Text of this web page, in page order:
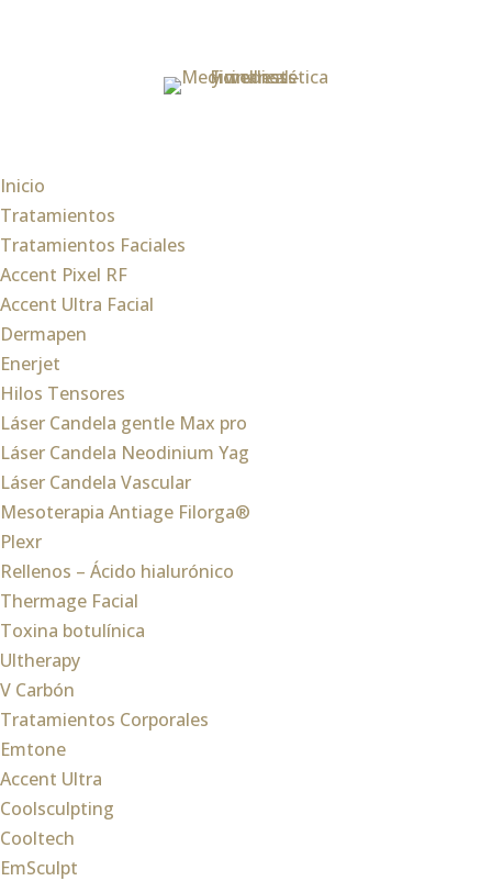
Inicio
Tratamientos
Tratamientos Faciales
Accent Pixel RF
Accent Ultra Facial
Dermapen
Enerjet
Hilos Tensores
Láser Candela gentle Max pro
Láser Candela Neodinium Yag
Láser Candela Vascular
Mesoterapia Antiage Filorga®
Plexr
Rellenos – Ácido hialurónico
Thermage Facial
Toxina botulínica
Ultherapy
V Carbón
Tratamientos Corporales
Emtone
Accent Ultra
Coolsculpting
Cooltech
EmSculpt